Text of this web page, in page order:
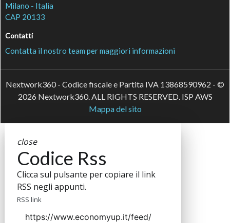
Milano - Italia
CAP 20133
Contatti
Contatta il nostro team per maggiori informazioni
Nextwork360 - Codice fiscale e Partita IVA 13868590962 - ©
2026 Nextwork360. ALL RIGHTS RESERVED. ISP AWS
Mappa del sito
close
Codice Rss
Clicca sul pulsante per copiare il link
RSS negli appunti.
RSS link